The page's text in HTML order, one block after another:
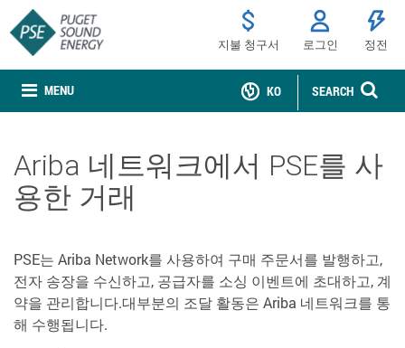
MENU
지불 청구서 로그인 정전
SEARCH
KO
Ariba 네트워크에서 PSE를 사
용한 거래
PSE는 Ariba Network를 사용하여 구매 주문서를 발행하고,
전자 송장을 수신하고, 공급자를 소싱 이벤트에 초대하고, 계
약을 관리합니다.대부분의 조달 활동은 Ariba 네트워크를 통
해 수행됩니다.